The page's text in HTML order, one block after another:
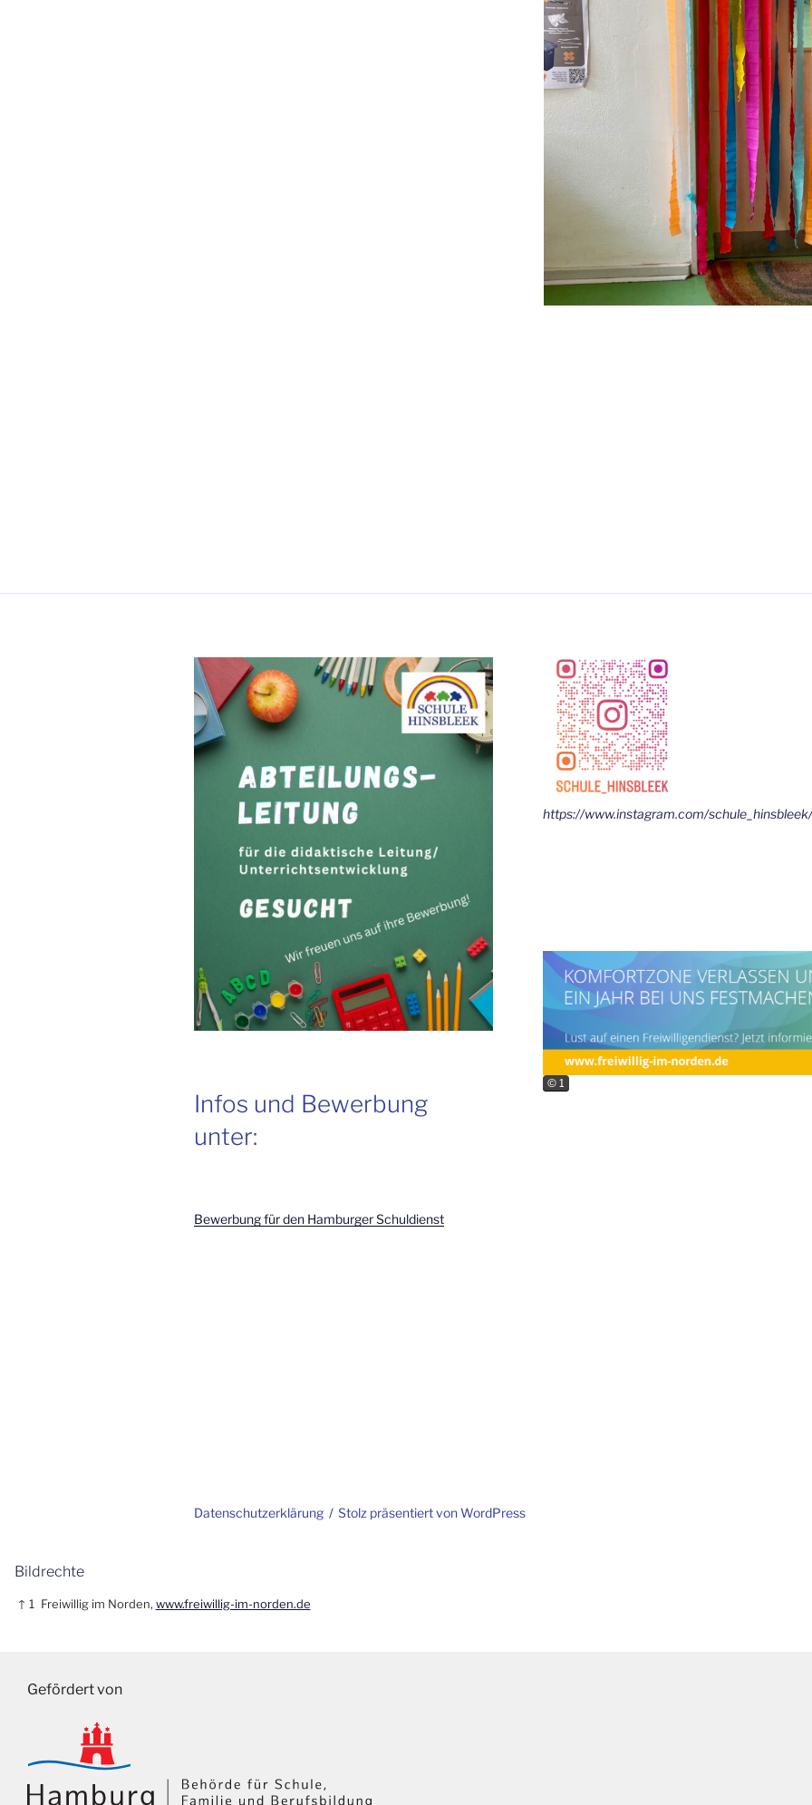
Infos und Bewerbung
unter:
Bewerbung für den Hamburger Schuldienst
https://www.instagram.com/schule_hinsbleek/
© 1
Datenschutzerklärung Stolz präsentiert von WordPress
Bildrechte
↑ 1 Freiwillig im Norden, www.freiwillig-im-norden.de
Gefördert von